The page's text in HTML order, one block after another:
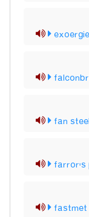
fan
farror's